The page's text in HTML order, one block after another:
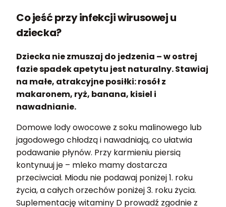
Co jeść przy infekcji wirusowej u
dziecka?
Dziecka nie zmuszaj do jedzenia – w ostrej
fazie spadek apetytu jest naturalny. Stawiaj
na małe, atrakcyjne posiłki: rosół z
makaronem, ryż, banana, kisiel i
nawadnianie.
Domowe lody owocowe z soku malinowego lub
jagodowego chłodzą i nawadniają, co ułatwia
podawanie płynów. Przy karmieniu piersią
kontynuuj je – mleko mamy dostarcza
przeciwciał. Miodu nie podawaj poniżej 1. roku
życia, a całych orzechów poniżej 3. roku życia.
Suplementację witaminy D prowadź zgodnie z